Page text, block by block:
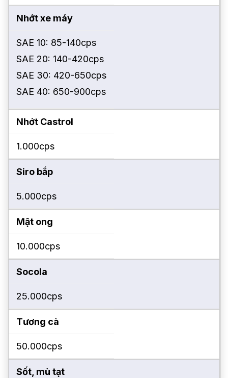
Nhớt xe máy
SAE 10: 85-140cps
SAE 20: 140-420cps
SAE 30: 420-650cps
SAE 40: 650-900cps
Nhớt Castrol
1.000cps
Siro bắp
5.000cps
Mật ong
10.000cps
Socola
25.000cps
Tương cà
50.000cps
Sốt, mù tạt